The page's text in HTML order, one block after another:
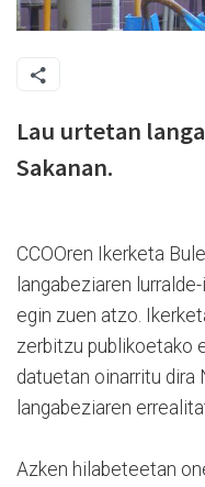
Lau urtetan
Sakanan.
CCOOren Ikerketa
langabeziaren
egin zuen atzo.
zerbitzu publikoetako
datuetan oinarritu dira
langabeziaren
Azken hilabeteetan